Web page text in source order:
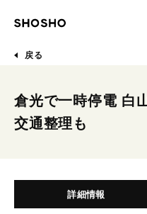
戻る
倉光で一時停電 白
交通整理も
詳細情報